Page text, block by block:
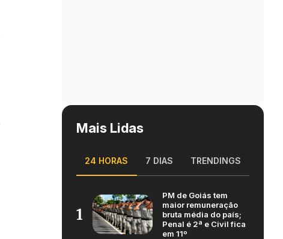
Mais Lidas
24 HORAS 7 DIAS TRENDINGS
1
PM de Goiás tem
maior remuneração
bruta média do país;
Penal é 2ª e Civil fica
em 11º